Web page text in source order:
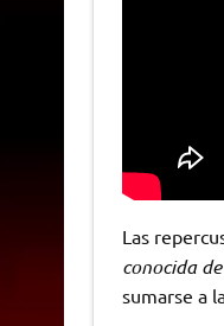
Las
conocida
sumarse a